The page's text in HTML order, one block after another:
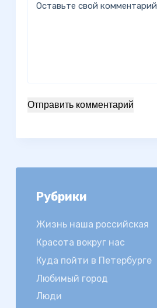
Оставьте свой комментарий
Отправить комментарий
Рубрики
Жизнь наша российская
Красота вокруг нас
Куда пойти в Петербурге
Любимый город
Люди